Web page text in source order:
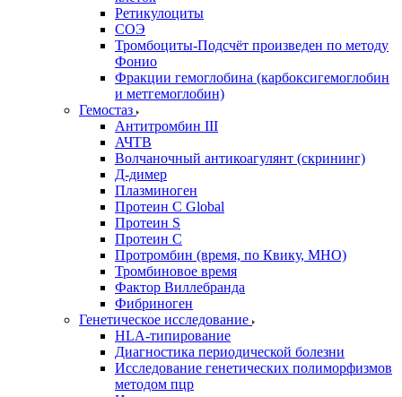
Ретикулоциты
СОЭ
Тромбоциты-Подсчёт произведен по методу
Фонио
Фракции гемоглобина (карбоксигемоглобин
и метгемоглобин)
Гемостаз
Антитромбин III
АЧТВ
Волчаночный антикоагулянт (скрининг)
Д-димер
Плазминоген
Протеин C Global
Протеин S
Протеин С
Протромбин (время, по Квику, МНО)
Тромбиновое время
Фактор Виллебранда
Фибриноген
Генетическое исследование
HLA-типирование
Диагностика периодической болезни
Исследование генетических полиморфизмов
методом пцр